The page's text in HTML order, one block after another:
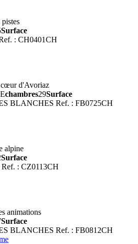
Surface
: CH0401CH
cœur d'Avoriaz
chambres29Surface
BLANCHES Ref. : FB0725CH
alpine
Surface
Ref. : CZ0113CH
animations
Surface
BLANCHES Ref. : FB0812CH